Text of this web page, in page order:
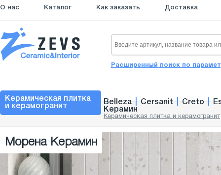
О нас Каталог Как заказать Доставка
Расширенный поиск по
Керамическая плитка
и керамогранит
Belleza Cersanit Creto
Керамин
Керамическая плитка и керамогранит
Морена Керамин